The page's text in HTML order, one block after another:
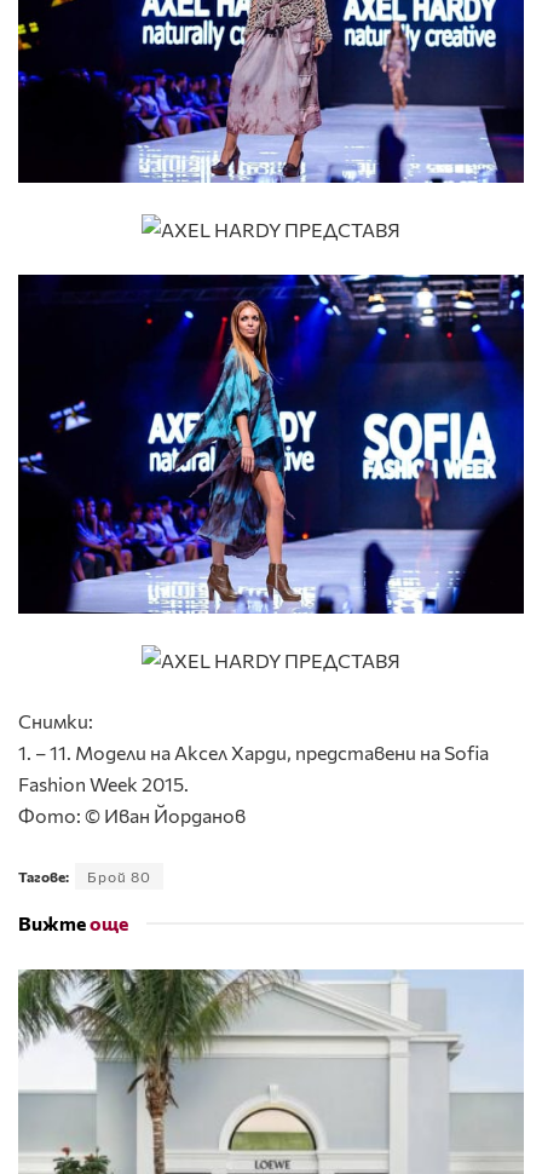
Снимки:
1. – 11. Модели на Аксел Харди, представени на Sofia
Fashion Week 2015.
Фото: © Иван Йорданов
Тагове: Брой 80
Вижтеоще